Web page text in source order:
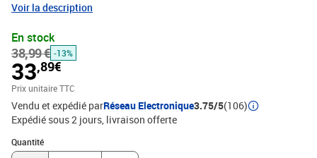
Matériau durable : le polyester est un matériau synthétique connu
polyester est résistant à l'eau, ce qui en fait le choix parfait pour
les conditions humides ou pluvieuses et il est facile à
nettoyer.Rembourrage doux : le coussin d'extérieur est rembourré
de fibre de mousse pour un confort d'assise ultra-doux et optimal.
Le coussin de chaise retrouve sa forme initiale après chaque
utilisation.Large application : le coussin est non seulement
adapté pour une utilisation en extérieur comme les meubles de
jardin et de terrasse, mais peut également être utilisé à l'intérieur
Voir la description
En stock
38,99 € -13%
33,89€
Prix unitaire TTC
Vendu et expédié parRéseau Electronique3.75/5(106)
Expédié sous 2 jours livraison offerte
Quantité
Quantité : 1